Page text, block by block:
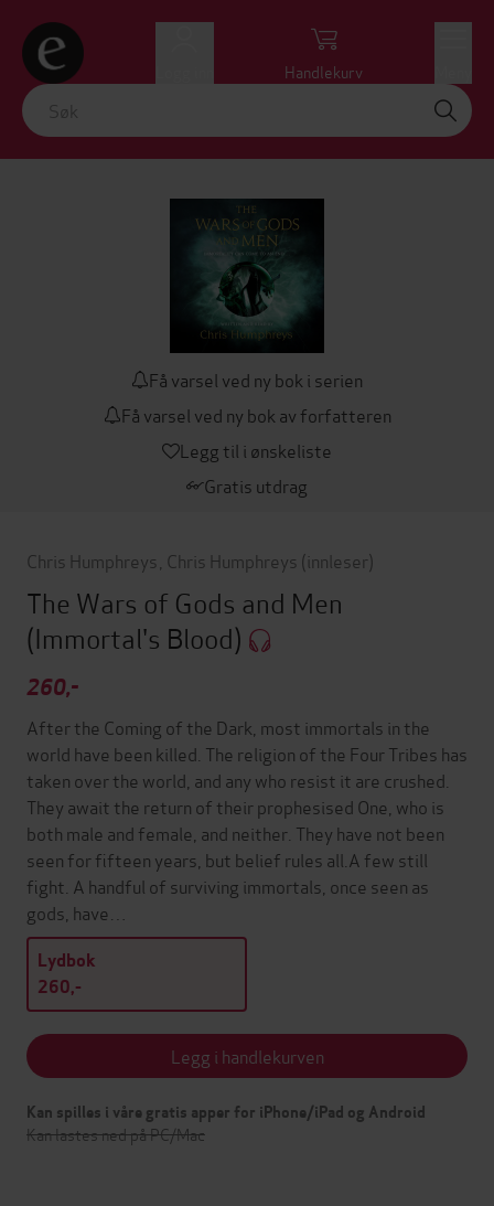
Handlekurv
Få varsel ved ny bok i serien
Få varsel ved ny bok av forfatteren
Legg til i ønskeliste
Gratis utdrag
Chris Humphreys Chris Humphreys (innleser)
The Wars of Gods and Men
(Immortal's Blood)
260,-
After the Coming of the Dark, most immortals in the
world have been killed. The religion of the Four Tribes has
taken over the world, and any who resist it are crushed.
They await the return of their prophesised One, who is
both male and female, and neither. They have not been
seen for fifteen years, but belief rules all.A few still
fight. A handful of surviving immortals, once seen as
gods, have…
Lydbok
260,-
Legg i handlekurven
Kan spilles i våre gratis apper for iPhone/iPad og Android
Kan lastes ned på PC/Mac